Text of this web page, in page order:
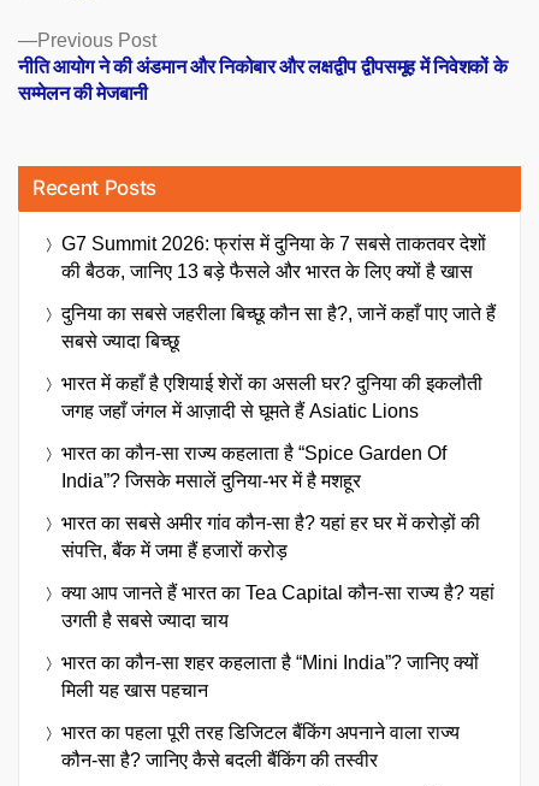
Previous PostPrevious
post:
नीति आयोग ने की अंडमान और निकोबार और लक्षद्वीप द्वीपसमूह में निवेशकों के
सम्मेलन की मेजबानी
Recent Posts
G7 Summit 2026: फ्रांस में दुनिया के 7 सबसे ताकतवर देशों
की बैठक, जानिए 13 बड़े फैसले और भारत के लिए क्यों है खास
दुनिया का सबसे जहरीला बिच्छू कौन सा है?, जानें कहाँ पाए जाते हैं
सबसे ज्यादा बिच्छू
भारत में कहाँ है एशियाई शेरों का असली घर? दुनिया की इकलौती
जगह जहाँ जंगल में आज़ादी से घूमते हैं Asiatic Lions
भारत का कौन-सा राज्य कहलाता है “Spice Garden Of
India”? जिसके मसालें दुनिया-भर में है मशहूर
भारत का सबसे अमीर गांव कौन-सा है? यहां हर घर में करोड़ों की
संपत्ति, बैंक में जमा हैं हजारों करोड़
क्या आप जानते हैं भारत का Tea Capital कौन-सा राज्य है? यहां
उगती है सबसे ज्यादा चाय
भारत का कौन-सा शहर कहलाता है “Mini India”? जानिए क्यों
मिली यह खास पहचान
भारत का पहला पूरी तरह डिजिटल बैंकिंग अपनाने वाला राज्य
कौन-सा है? जानिए कैसे बदली बैंकिंग की तस्वीर